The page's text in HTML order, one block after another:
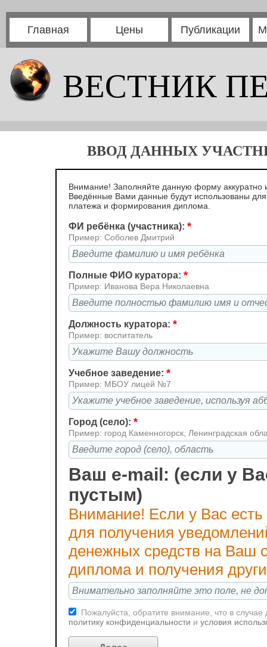
Главная Цены Публикации
ВЕСТНИК
ВВОД ДАННЫХ
Внимание! Заполняйте данную форму аккуратно
Введённые Вами данные будут использованы
платежа и формирования диплома.
ФИ ребёнка (участника): *
Пример: Соболев Дмитрий
Полные ФИО куратора: *
Пример: Иванова Вера Николаевна
Должность куратора: *
Пример: воспитатель
Учебное заведение: *
Пример: МБОУ лицей №7
Город (село): *
Пример: город Каменногорск, Ленинградская
Ваш e-mail: (если у
пустым)
Внимание! Если у Вас
для получения
денежных средств на Ваш
диплома и получения
Пожалуйста, обратите внимание, что в
политику конфиденциальности и условия